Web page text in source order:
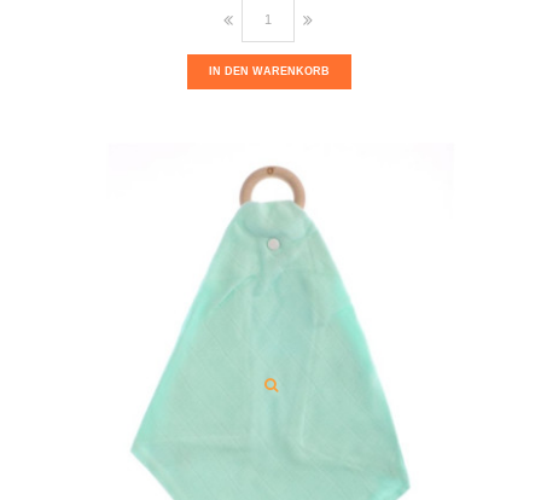
IN DEN WARENKORB